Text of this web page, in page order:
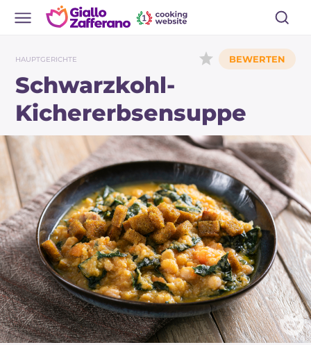
HAUPTGERICHTE
Schwarzkohl-
Kichererbsensuppe